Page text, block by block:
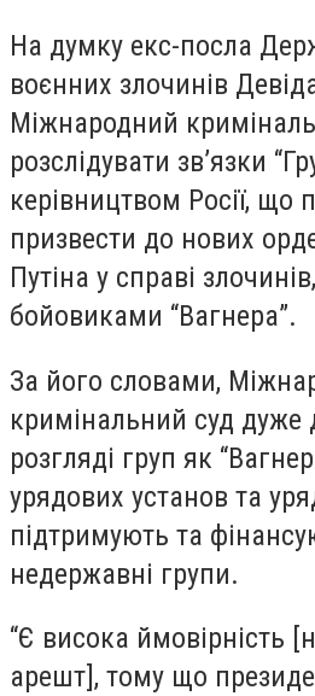
На думку екс-посла
воєнних злочинів
Міжнародний
розслідувати зв’язки
керівництвом Росії, що
призвести до нових
Путіна у справі
бойовиками “Вагнера”.
За його словами,
кримінальний суд дуже
розгляді груп як
урядових установ та
підтримують та
недержавні групи.
“Є висока ймовірність
арешт], тому що